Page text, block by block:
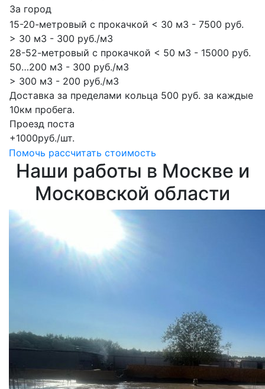
За город
15-20-метровый с прокачкой < 30 м3 - 7500 руб.
> 30 м3 - 300 руб./м3
28-52-метровый с прокачкой < 50 м3 - 15000 руб.
50…200 м3 - 300 руб./м3
> 300 м3 - 200 руб./м3
Доставка за пределами кольца 500 руб. за каждые
10км пробега.
Проезд поста
+1000руб./шт.
Помочь рассчитать стоимость
Наши работы в Москве и
Московской области